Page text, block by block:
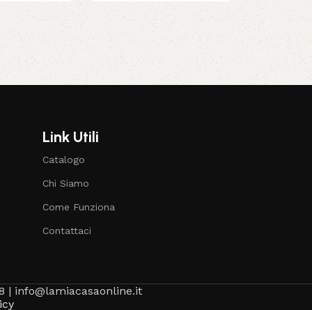
Link Utili
Catalogo
Chi Siamo
Come Funziona
Contattaci
| info@lamiacasaonline.it